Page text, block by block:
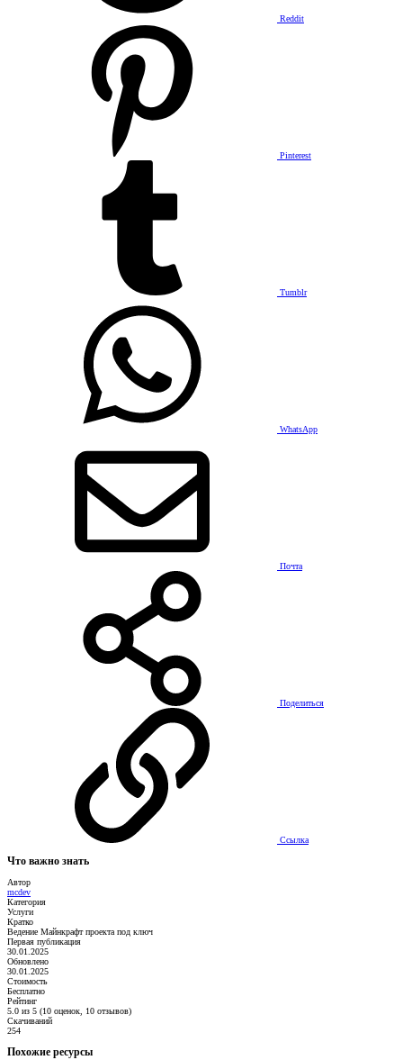
Reddit
Pinterest
Tumblr
WhatsApp
Почта
Поделиться
Ссылка
Что важно знать
Автор
mcdev
Категория
Услуги
Кратко
Ведение Майнкрафт проекта под ключ
Первая публикация
30.01.2025
Обновлено
30.01.2025
Стоимость
Бесплатно
Рейтинг
5.0 из 5 (10 оценок, 10 отзывов)
Скачиваний
254
Похожие ресурсы